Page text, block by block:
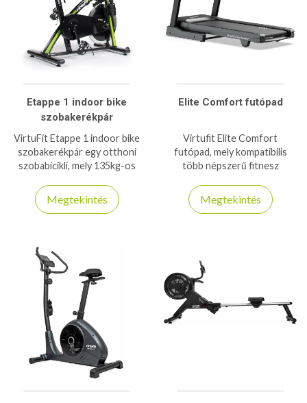
Etappe 1 indoor bike
szobakerékpár
VirtuFit Etappe 1 indoor bike
szobakerékpár egy otthoni
szobabicikli, mely 135kg-os
Megtekintés
Elite Comfort futópad
Virtufit Elite Comfort
futópad, mely kompatibilis
több népszerű fitnesz
teherbírással bír!
Megtekintés